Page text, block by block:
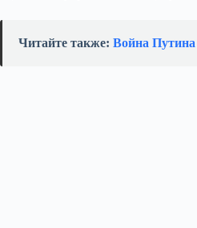
Читайте также: Война Путина